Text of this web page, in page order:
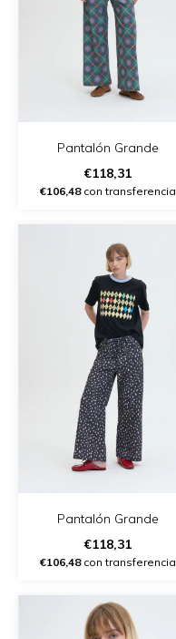
Pantalón Grande
€118,31
€106,48con transferencia
Pantalón Grande
€118,31
€106,48con transferencia